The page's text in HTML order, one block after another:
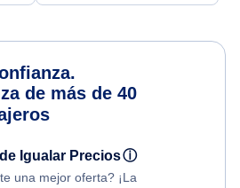
de más de 40
Igualar Preciosⓘ
una mejor oferta? ¡La